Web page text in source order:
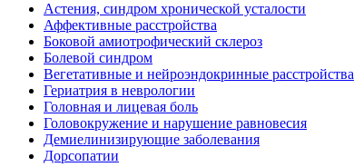
Астения, синдром хронической усталости
Аффективные расстройства
Боковой амиотрофический склероз
Болевой синдром
Вегетативные и нейроэндокринные расстройства
Гериатрия в неврологии
Головная и лицевая боль
Головокружение и нарушение равновесия
Демиелинизирующие заболевания
Дорсопатии